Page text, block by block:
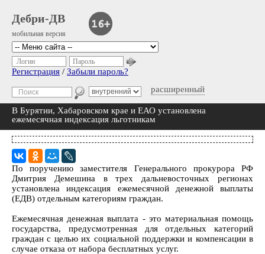
Дебри-ДВ
мобильная версия
расширенный
Логин Пароль
Регистрация / Забыли пароль?
В Бурятии, Хабаровском крае и ЕАО установлена
ежемесячная индексация льготникам
По поручению заместителя Генерального прокурора РФ
Дмитрия Демешина в трех дальневосточных регионах
установлена индексация ежемесячной денежной выплаты
(ЕДВ) отдельным категориям граждан.
Ежемесячная денежная выплата - это материальная помощь
государства, предусмотренная для отдельных категорий
граждан с целью их социальной поддержки и компенсации в
случае отказа от набора бесплатных услуг.